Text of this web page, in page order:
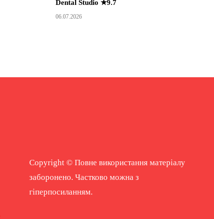
Dental Studio ★9.7
06.07.2026
Copyright © Повне використання матеріалу
заборонено. Частково можна з
гіперпосиланням.